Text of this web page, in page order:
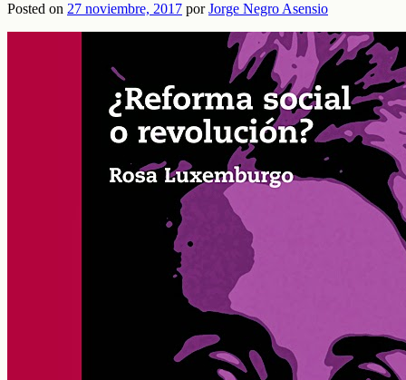
Posted on 27 noviembre, 2017 porJorge Negro Asensio